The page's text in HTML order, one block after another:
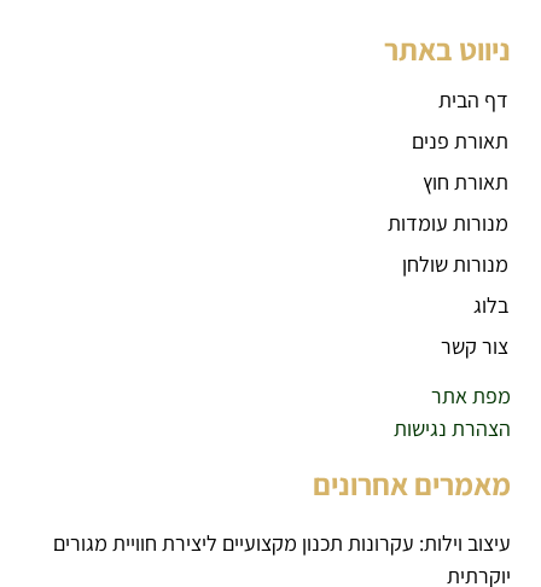
ניווט באתר
דף הבית
תאורת פנים
תאורת חוץ
מנורות עומדות
מנורות שולחן
בלוג
צור קשר
מפת אתר
הצהרת נגישות
מאמרים אחרונים
עיצוב וילות: עקרונות תכנון מקצועיים ליצירת חוויית מגורים
יוקרתית